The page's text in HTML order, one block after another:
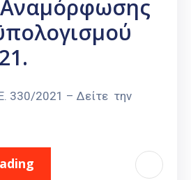
Αναμόρφωσης
330/2021 – Δείτε την